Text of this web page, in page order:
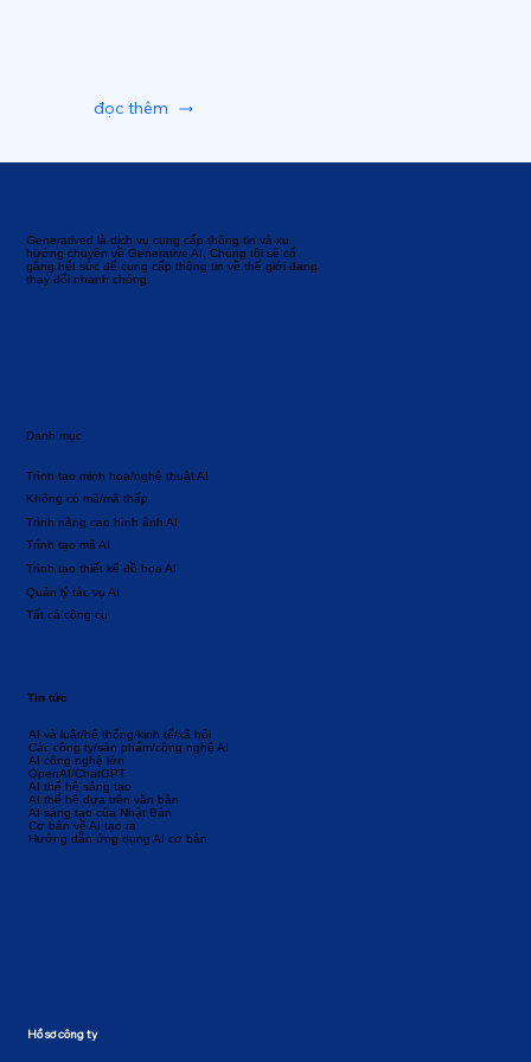
Generatived là dịch vụ cung cấp thông tin và xu
hướng chuyên về Generative AI. Chúng tôi sẽ cố
gắng hết sức để cung cấp thông tin về thế giới đang
thay đổi nhanh chóng.
Danh mục
Tất cả công cụ
Quản lý tác vụ AI
Trình tạo thiết kế đồ họa AI
Không có mã/mã thấp
Trình tạo mã AI
Trình nâng cao hình ảnh AI
Trình tạo minh họa/nghệ thuật AI
AI và luật/hệ thống/kinh tế/xã hội
Các công ty/sản phẩm/công nghệ AI
AI công nghệ lớn
OpenAI/ChatGPT
AI thế hệ sáng tạo
AI thế hệ dựa trên văn bản
AI sáng tạo của Nhật Bản
Cơ bản về AI tạo ra
Hướng dẫn ứng dụng AI cơ bản
Tin tức
Hồ sơ công ty
đọc thêm